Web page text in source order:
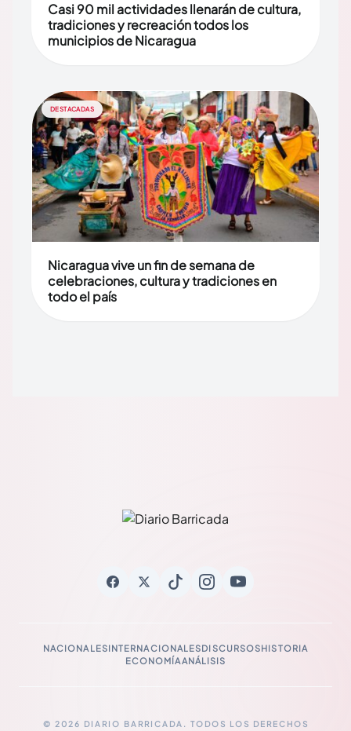
Casi 90 mil actividades llenarán de cultura,
tradiciones y recreación todos los
municipios de Nicaragua
DESTACADAS
Nicaragua vive un fin de semana de
celebraciones, cultura y tradiciones en
todo el país
NACIONALESINTERNACIONALESDISCURSOSHISTORIA
ECONOMÍAANÁLISIS
© 2026 DIARIO BARRICADA. TODOS LOS DERECHOS